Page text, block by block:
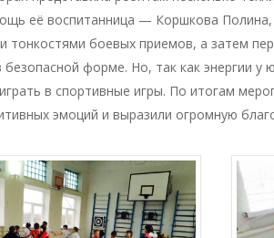
её воспитанница — Коршкова
тонкостями боевых приемов, а затем
безопасной форме. Но, так как энергии
в спортивные игры. По итогам
эмоций и выразили огромную